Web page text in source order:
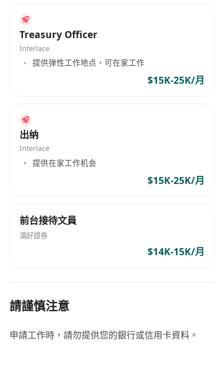
Treasury Officer
Interlace
提供弹性工作地点，可在家工作
$15K-25K/月
出纳
Interlace
提供在家工作机会
$15K-25K/月
前台接待文員
滿好證券
$14K-15K/月
請謹慎注意
申請工作時，請勿提供您的銀行或信用卡資料。